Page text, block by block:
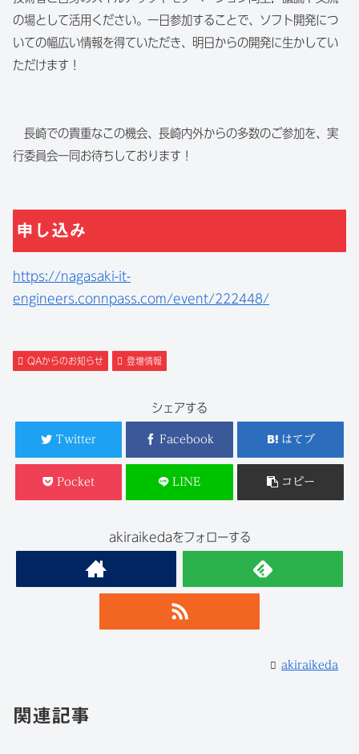
の場として活用ください。一日参加することで、ソフト開発につ
いての幅広い情報を得ていただき、明日からの開発に生かしてい
ただけます！
長崎での貴重なこの機会、長崎内外からの多数のご参加を、実
行委員会一同お待ちしております！
申し込み
https://nagasaki-it-
engineers.connpass.com/event/222448/
QAからのお知らせ 登壇情報
シェアする
Twitter Facebook はてブ
Pocket LINE コピー
akiraikedaをフォローする
akiraikeda
関連記事